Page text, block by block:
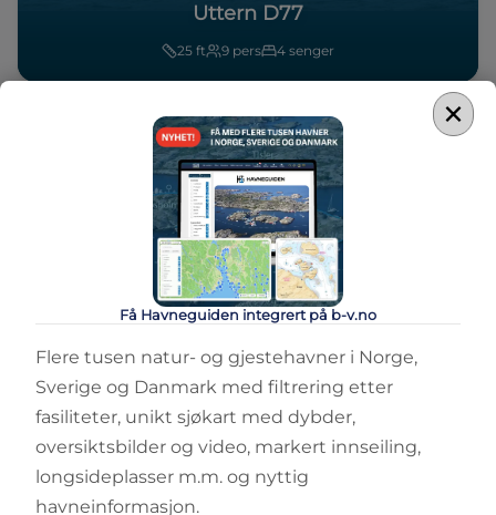
Uttern D77
25 ft 9 pers 4 senger
×
Få Havneguiden integrert på b-v.no
Flere tusen natur- og gjestehavner i Norge,
Sverige og Danmark med filtrering etter
fasiliteter, unikt sjøkart med dybder,
oversiktsbilder og video, markert innseiling,
longsideplasser m.m. og nyttig
havneinformasjon.